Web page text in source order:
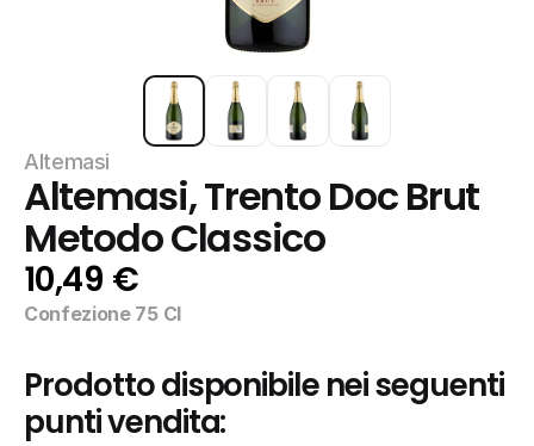
Altemasi
Altemasi, Trento Doc Brut
Metodo Classico
10,49 €
Confezione 75 Cl
Prodotto disponibile nei seguenti
punti vendita: